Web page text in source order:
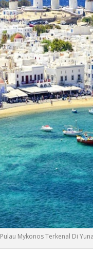
Pulau Mykonos Terkenal Di